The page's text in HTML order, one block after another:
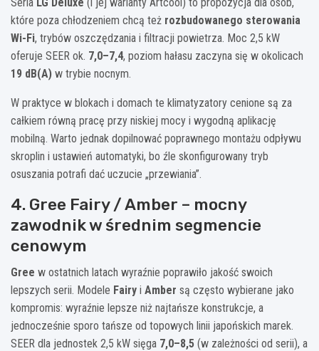
które poza chłodzeniem chcą też rozbudowanego sterowania
Wi-Fi, trybów oszczędzania i filtracji powietrza. Moc 2,5 kW
oferuje SEER ok. 7,0–7,4, poziom hałasu zaczyna się w okolicach
19 dB(A) w trybie nocnym.
W praktyce w blokach i domach te klimatyzatory cenione są za
całkiem równą pracę przy niskiej mocy i wygodną aplikację
mobilną. Warto jednak dopilnować poprawnego montażu odpływu
skroplin i ustawień automatyki, bo źle skonfigurowany tryb
osuszania potrafi dać uczucie „przewiania”.
4. Gree Fairy / Amber – mocny
zawodnik w średnim segmencie
cenowym
Gree w ostatnich latach wyraźnie poprawiło jakość swoich
lepszych serii. Modele Fairy i Amber są często wybierane jako
kompromis: wyraźnie lepsze niż najtańsze konstrukcje, a
jednocześnie sporo tańsze od topowych linii japońskich marek.
SEER dla jednostek 2,5 kW sięga 7,0–8,5 (w zależności od serii), a